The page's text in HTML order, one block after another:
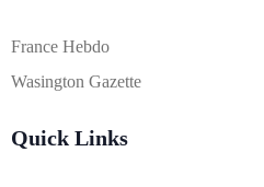
France Hebdo
Wasington Gazette
Quick Links